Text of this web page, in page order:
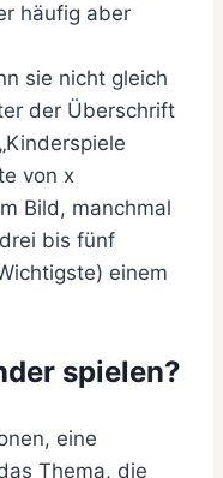
häufig aber
sie nicht gleich
der Überschrift
von x
Bild, manchmal
bis fünf
einem
spielen?
eine
Thema, die